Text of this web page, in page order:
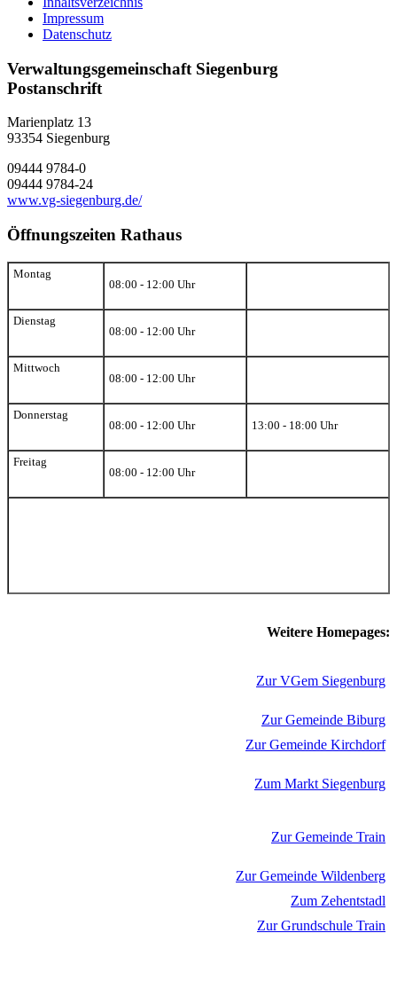
Impressum
Datenschutz
Verwaltungsgemeinschaft Siegenburg
Postanschrift
Marienplatz 13
93354 Siegenburg
09444 9784-0
09444 9784-24
www.vg-siegenburg.de/
Öffnungszeiten Rathaus
Montag
08:00 - 12:00 Uhr
Dienstag
08:00 - 12:00 Uhr
Mittwoch
08:00 - 12:00 Uhr
Donnerstag
08:00 - 12:00 Uhr
13:00 - 18:00 Uhr
Freitag
08:00 - 12:00 Uhr
Weitere Homepages:
Zur VGem Siegenburg
Zur Gemeinde Biburg
Zur Gemeinde Kirchdorf
Zum Markt Siegenburg
Zur Gemeinde Train
Zur Gemeinde Wildenberg
Zum Zehentstadl
Zur Grundschule Train